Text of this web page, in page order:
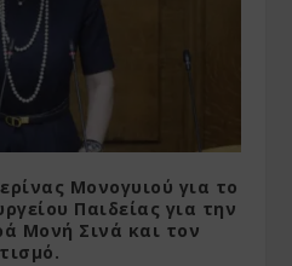
Μονογυιού για το
Παιδείας για την
Μονή Σινά και τον